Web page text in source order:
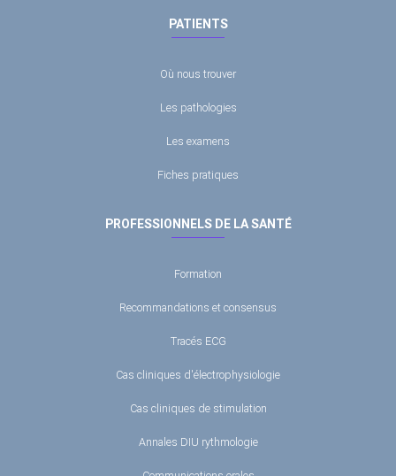
PATIENTS
Où nous trouver
Les pathologies
Les examens
Fiches pratiques
PROFESSIONNELS DE LA SANTÉ
Formation
Recommandations et consensus
Tracés ECG
Cas cliniques d'électrophysiologie
Cas cliniques de stimulation
Annales DIU rythmologie